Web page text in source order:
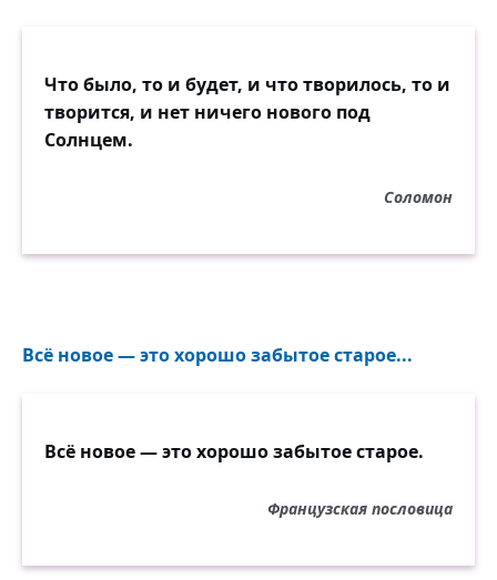
Что было, то и будет, и что творилось, то и
творится, и нет ничего нового под
Солнцем.
Соломон
Всё новое — это хорошо забытое старое...
Всё новое — это хорошо забытое старое.
Французская пословица